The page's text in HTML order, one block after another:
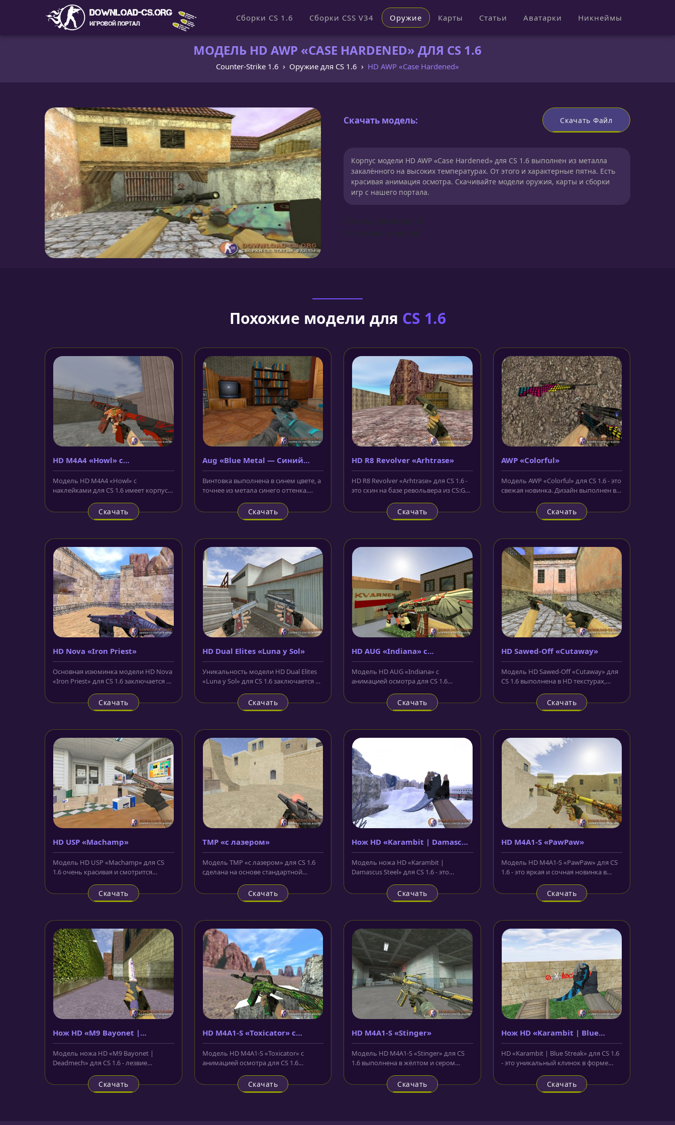
Сборки CS 1.6 Сборки CSS V34 Оружие Карты Статьи Аватарки Никнеймы
МОДЕЛЬ HD AWP «CASE HARDENED» ДЛЯ CS 1.6
Counter-Strike 1.6 Оружие для CS 1.6 HD AWP «Case Hardened»
Скачать модель: Скачать Файл
Корпус модели HD AWP «Case Hardened» для CS 1.6 выполнен из металла
закалённого на высоких температурах. От этого и характерные пятна. Есть
красивая анимация осмотра. Скачивайте модели оружия, карты и сборки
игр с нашего портала.
Похожие модели для CS 1.6
HD M4A4 «Howl» с
наклейками
Модель HD M4A4 «Howl» с
наклейками для CS 1.6 имеет корпус
цветах....
Скачать
Aug «Blue Metal — Синий
металл»
Винтовка выполнена в синем цвете, а
точнее из метала синего оттенка.
Скачать
HD R8 Revolver «Arhtrase»
HD R8 Revolver «Arhtrase» для CS 1.6 -
это скин на базе револьвера из CS:GO,
Скачать
AWP «Colorful»
Модель AWP «Colorful» для CS 1.6 - это
свежая новинка. Дизайн выполнен в
Скачать
HD Nova «Iron Priest»
Основная изюминка модели HD Nova
«Iron Priest» для CS 1.6 заключается в
Скачать
HD Dual Elites «Luna y Sol»
Уникальность модели HD Dual Elites
«Luna y Sol» для CS 1.6 заключается в
Скачать
HD AUG «Indiana» с
анимацией осмотра
Модель HD AUG «Indiana» с
анимацией осмотра для CS 1.6
высокого...
Скачать
HD Sawed-Off «Cutaway»
Модель HD Sawed-Off «Cutaway» для
CS 1.6 выполнена в HD текстурах,
Скачать
HD USP «Machamp»
Модель HD USP «Machamp» для CS
1.6 очень красивая и смотрится
в...
Скачать
TMP «с лазером»
Модель TMP «с лазером» для CS 1.6
сделана на основе стандартной
Скачать
Нож HD «Karambit | Damasсus
Steel»
Модель ножа HD «Karambit |
Damasсus Steel» для CS 1.6 - это
выполнено из...Скачать
HD M4A1-S «PawPaw»
Модель HD M4A1-S «PawPaw» для CS
1.6 - это яркая и сочная новинка в
Скачать
Нож HD «M9 Bayonet |
Deadmech»
Модель ножа HD «M9 Bayonet |
Deadmech» для CS 1.6 - лезвие
Скачать
HD M4A1-S «Toxicator» с
анимацией осмотра
Модель HD M4A1-S «Toxicator» с
анимацией осмотра для CS 1.6
Скачать
HD M4A1-S «Stinger»
Модель HD M4A1-S «Stinger» для CS
1.6 выполнена в жёлтом и сером
Скачать
Нож HD «Karambit | Blue
Streak»
HD «Karambit | Blue Streak» для CS 1.6
- это уникальный клинок в форме
Скачать